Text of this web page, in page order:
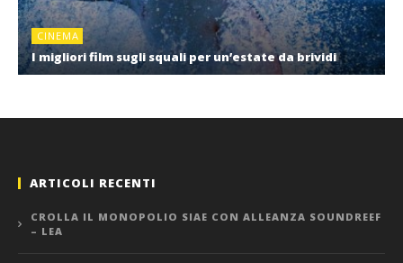
CINEMA
I migliori film sugli squali per un’estate da brividi
ARTICOLI RECENTI
CROLLA IL MONOPOLIO SIAE CON ALLEANZA SOUNDREEF
– LEA